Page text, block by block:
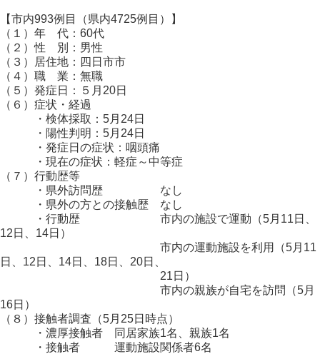
【市内993例目（県内4725例目）】
（１）年 代：60代
（２）性 別：男性
（３）居住地：四日市市
（４）職 業：無職
（５）発症日：５月20日
（６）症状・経過
・検体採取：5月24日
・陽性判明：5月24日
・発症日の症状：咽頭痛
・現在の症状：軽症～中等症
（７）行動歴等
・県外訪問歴 なし
・県外の方との接触歴 なし
・行動歴 市内の施設で運動（5月11日、
12日、14日）
市内の運動施設を利用（5月11
日、12日、14日、18日、20日、
21日）
市内の親族が自宅を訪問（5月
16日）
（８）接触者調査（5月25日時点）
・濃厚接触者 同居家族1名、親族1名
・接触者 運動施設関係者6名